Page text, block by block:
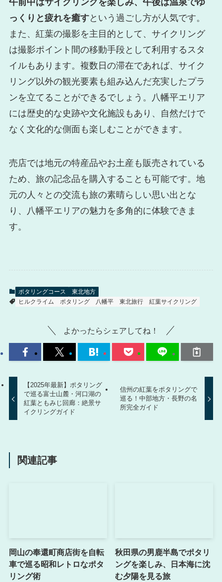
っくりと疲れを癒すという過ごし方が人気です。
また、紅葉の撮影を主目的として、サイクリング
は撮影ポイント間の移動手段として利用するスタ
イルもあります。複数日の滞在であれば、サイク
リング以外の観光要素も組み込んだ充実したプラ
ンを立てることができるでしょう。八幡平エリア
には歴史的な史跡や文化施設もあり、自然だけで
なく文化的な側面も楽しむことができます。
売店では地元の特産品やお土産も販売されている
ため、旅の記念品を購入することも可能です。地
元の人々との交流も旅の素晴らしい思い出とな
り、八幡平エリアの魅力を多角的に体験できま
す。
ポタリングコース
東北地方
ヒルクライム
ポタリング 八幡平 東北旅行 紅葉サイクリング
よかったらシェアしてね！
【2025年最新】ポタリング
で巡る富士山麓・河口湖の
紅葉ともみじ回廊：絶景サ
イクリングガイド
信州の紅葉をポタリングで
巡る！中部地方・長野の名
所完全ガイド
関連記事
岡山の奉還町商店街を自転
車で巡る昭和レトロなポタ
リング術
秋田県の男鹿半島でポタリ
ングを楽しみ、日本海に沈
む夕陽を見る旅